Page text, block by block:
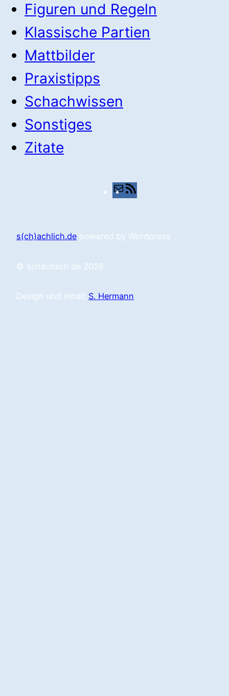
Figuren und Regeln
Klassische Partien
Mattbilder
Praxistipps
Schachwissen
Sonstiges
Zitate
E-
MailFeed
s(ch)achlich.de powered by Wordpress
© schachlich.de 2026
Design und Inhalt S. Hermann